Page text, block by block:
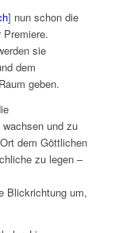
] nun schon die
sie
dem
geben.
und zu
dem Göttlichen
zu legen –
Blickrichtung um,